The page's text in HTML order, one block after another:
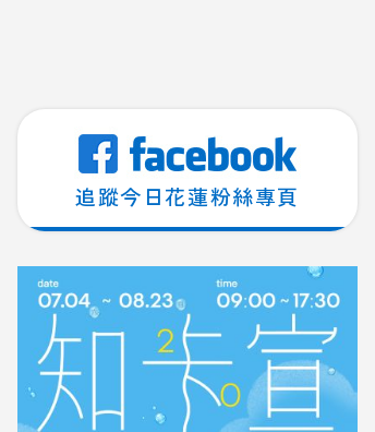
追蹤今日花蓮粉絲專頁